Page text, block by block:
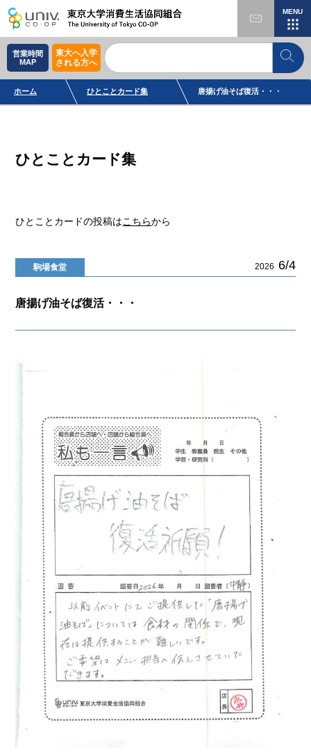
MENU
営業時間
MAP
東大へ入学
される方へ
ホーム ひとことカード集 唐揚げ油そば復活・・・
ひとことカード集
ひとことカードの投稿はこちらから
駒場食堂 2026 6/4
唐揚げ油そば復活・・・